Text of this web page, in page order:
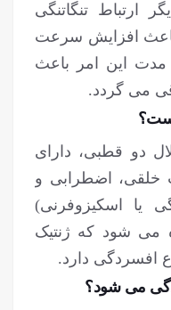
ارتباط تنگاتنگی
افزایش سرعت
این امر باعث
می گردد.
دو قطبی، دارای
خلقی، اضطرابی و
یا اسکیزوفرنی)
می شود که ژنتیک
افسردگی دارد.
می شود؟